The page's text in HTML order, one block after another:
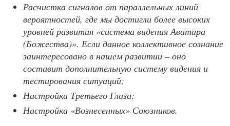
Расчистка сигналов от параллельных линий
вероятностей, где мы достигли более высоких
уровней развития «система видения Аватара
(Божества)». Если данное коллективное сознание
заинтересовано в нашем развитии – оно
составит дополнительную систему видения и
тестирования ситуаций;
Настройка Третьего Глаза;
Настройка «Вознесенных» Союзников.